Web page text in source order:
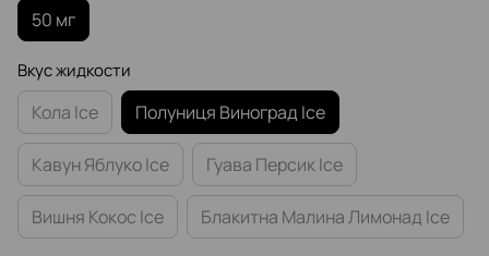
50 мг
Вкус жидкости
Кола Ice Полуниця Виноград Ice
Кавун Яблуко Ice Гуава Персик Ice
Вишня Кокос Ice Блакитна Малина Лимонад Ice